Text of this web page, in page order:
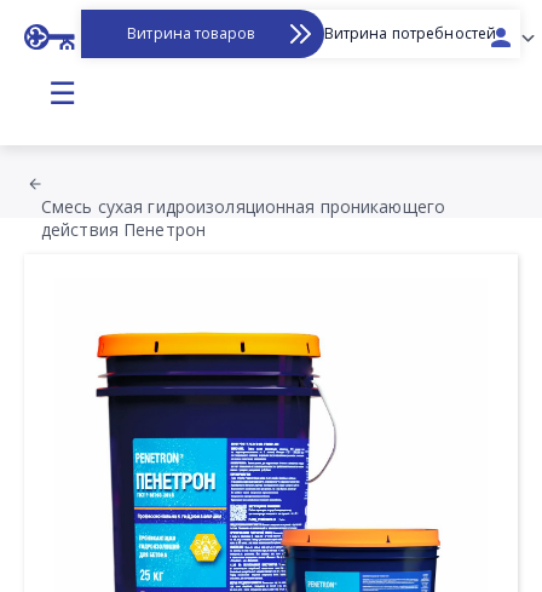
Витрина товаров Витрина потребностей
☰
Смесь сухая гидроизоляционная проникающего
действия Пенетрон